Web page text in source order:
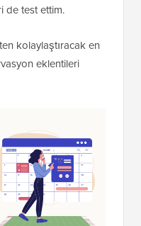
de test ettim.
kolaylaştıracak en
eklentileri